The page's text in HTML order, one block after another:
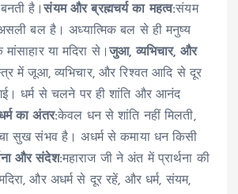
बनती है।संयम और ब्रह्मचर्य का महत्व:संयम
बल है। अध्यात्मिक बल से ही मनुष्य
या मदिरा से।जुआ, व्यभिचार, और
में जूआ, व्यभिचार, और रिश्वत आदि से दूर
धर्म से चलने पर ही शांति और आनंद
का अंतर:केवल धन से शांति नहीं मिलती,
सुख संभव है। अधर्म से कमाया धन किसी
और संदेश:महाराज जी ने अंत में प्रार्थना की
और अधर्म से दूर रहें, और धर्म, संयम,